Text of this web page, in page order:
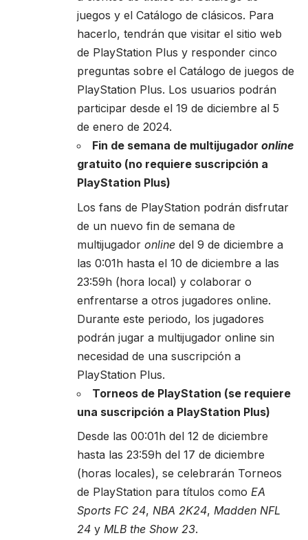
juegos y el Catálogo de clásicos. Para
hacerlo, tendrán que visitar el sitio web
de PlayStation Plus y responder cinco
preguntas sobre el Catálogo de juegos de
PlayStation Plus. Los usuarios podrán
participar desde el 19 de diciembre al 5
de enero de 2024.
Fin de semana de multijugador online
gratuito (no requiere suscripción a
PlayStation Plus)
Los fans de PlayStation podrán disfrutar
de un nuevo fin de semana de
multijugador online del 9 de diciembre a
las 0:01h hasta el 10 de diciembre a las
23:59h (hora local) y colaborar o
enfrentarse a otros jugadores online.
Durante este periodo, los jugadores
podrán jugar a multijugador online sin
necesidad de una suscripción a
PlayStation Plus.
Torneos de PlayStation (se requiere
una suscripción a PlayStation Plus)
Desde las 00:01h del 12 de diciembre
hasta las 23:59h del 17 de diciembre
(horas locales), se celebrarán Torneos
de PlayStation para títulos como EA
Sports FC 24, NBA 2K24, Madden NFL
24 y MLB the Show 23.